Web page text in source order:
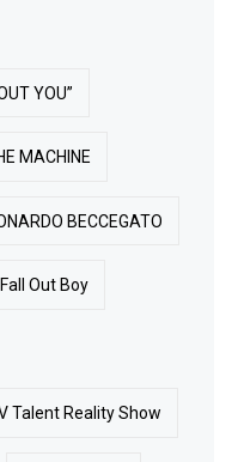
YOU”
MACHINE
BECCEGATO
Out Boy
Talent Reality Show